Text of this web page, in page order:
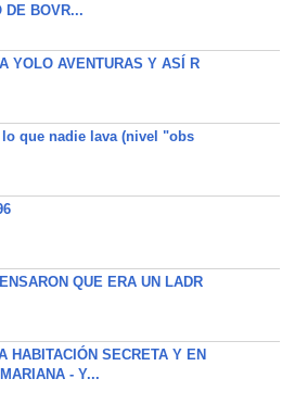
DE BOVR...
YOLO AVENTURAS Y ASÍ R
lo que nadie lava (nivel "obs
QUE ERA UN LADR
HABITACIÓN SECRETA Y EN
- Y...